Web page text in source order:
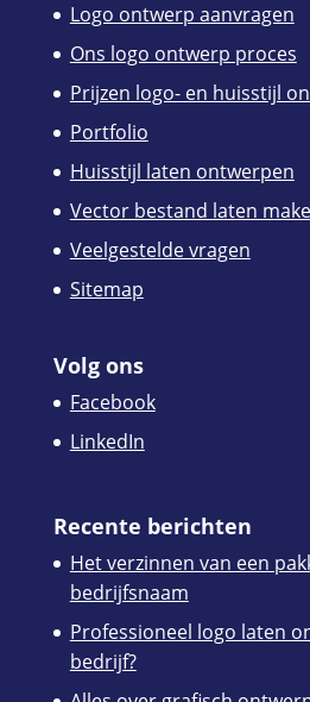
Logo ontwerp aanvragen
Ons logo ontwerp proces
Prijzen logo- en huisstijl
Portfolio
Huisstijl laten ontwerpen
Vector bestand laten
Veelgestelde vragen
Sitemap
Volg ons
Facebook
LinkedIn
Recente berichten
Het verzinnen van een
bedrijfsnaam
Professioneel logo laten
bedrijf?